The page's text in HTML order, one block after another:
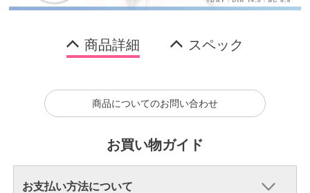
商品詳細 スペック
商品についてのお問い合わせ
お買い物ガイド
お支払い方法について